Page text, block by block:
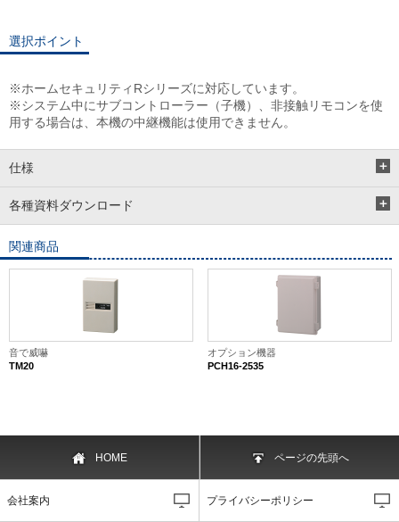
選択ポイント
※ホームセキュリティRシリーズに対応しています。
※システム中にサブコントローラー（子機）、非接触リモコンを使
用する場合は、本機の中継機能は使用できません。
仕様
各種資料ダウンロード
関連商品
音で威嚇
TM20
オプション機器
PCH16-2535
HOME ページの先頭へ
会社案内 プライバシーポリシー